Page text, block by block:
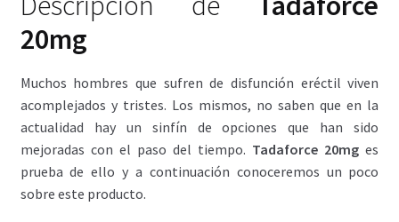
20mg
Muchos hombres que sufren de disfunción eréctil viven
acomplejados y tristes. Los mismos, no saben que en la
actualidad hay un sinfín de opciones que han sido
mejoradas con el paso del tiempo. Tadaforce 20mges
prueba de ello y a continuación conoceremos un poco
sobre este producto.